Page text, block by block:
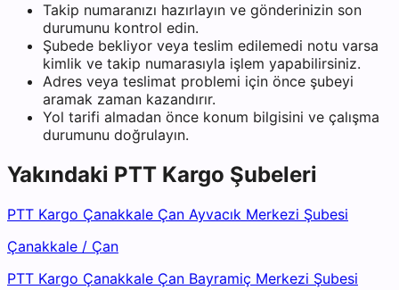
Takip numaranızı hazırlayın ve gönderinizin son
durumunu kontrol edin.
Şubede bekliyor veya teslim edilemedi notu varsa
kimlik ve takip numarasıyla işlem yapabilirsiniz.
Adres veya teslimat problemi için önce şubeyi
aramak zaman kazandırır.
Yol tarifi almadan önce konum bilgisini ve çalışma
durumunu doğrulayın.
Yakındaki PTT Kargo Şubeleri
PTT Kargo Çanakkale Çan Ayvacık Merkezi Şubesi
Çanakkale / Çan
PTT Kargo Çanakkale Çan Bayramiç Merkezi Şubesi